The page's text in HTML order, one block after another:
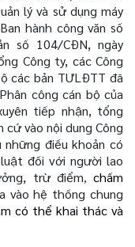
lý và sử dụng máy
hành công văn số
số 104/CĐN, ngày
Công ty, các Công
các bản TƯLĐTT đã
công cán bộ của
tiếp nhận, tổng
cứ vào nội dung Công
điều khoản có
đối với người lao
trừ điểm, chấm
vào hệ thống chung
có thể khai thác và